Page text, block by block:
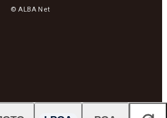
© ALBA Net